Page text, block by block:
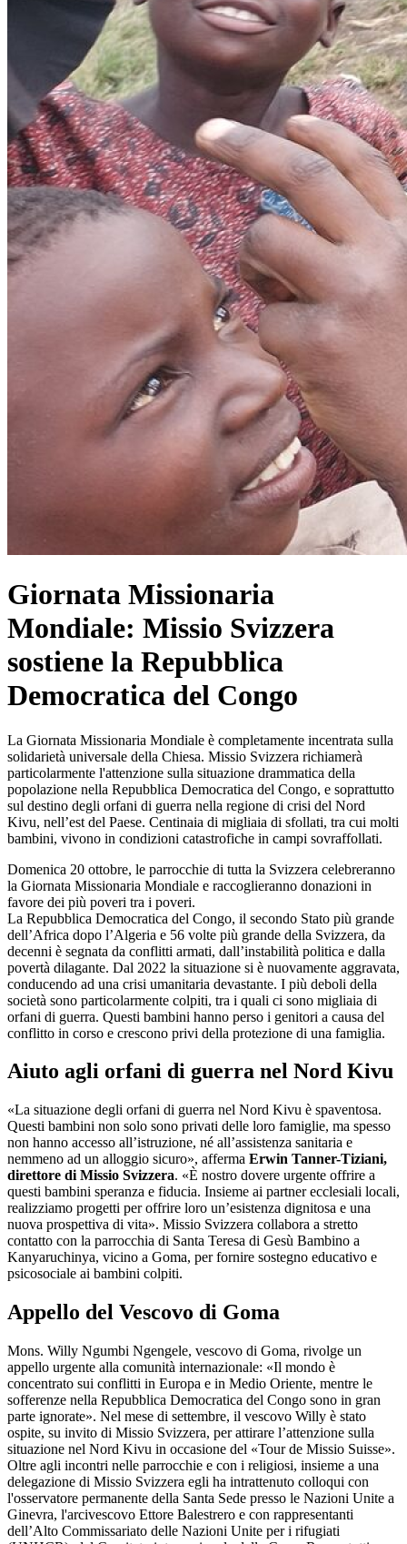
Giornata Missionaria
Mondiale: Missio Svizzera
sostiene la Repubblica
Democratica del Congo
La Giornata Missionaria Mondiale è completamente incentrata sulla
solidarietà universale della Chiesa. Missio Svizzera richiamerà
particolarmente l'attenzione sulla situazione drammatica della
popolazione nella Repubblica Democratica del Congo, e soprattutto
sul destino degli orfani di guerra nella regione di crisi del Nord
Kivu, nell’est del Paese. Centinaia di migliaia di sfollati, tra cui molti
bambini, vivono in condizioni catastrofiche in campi sovraffollati.
Domenica 20 ottobre, le parrocchie di tutta la Svizzera celebreranno
la Giornata Missionaria Mondiale e raccoglieranno donazioni in
favore dei più poveri tra i poveri.
La Repubblica Democratica del Congo, il secondo Stato più grande
dell’Africa dopo l’Algeria e 56 volte più grande della Svizzera, da
decenni è segnata da conflitti armati, dall’instabilità politica e dalla
povertà dilagante. Dal 2022 la situazione si è nuovamente aggravata,
conducendo ad una crisi umanitaria devastante. I più deboli della
società sono particolarmente colpiti, tra i quali ci sono migliaia di
orfani di guerra. Questi bambini hanno perso i genitori a causa del
conflitto in corso e crescono privi della protezione di una famiglia.
Aiuto agli orfani di guerra nel Nord Kivu
«La situazione degli orfani di guerra nel Nord Kivu è spaventosa.
Questi bambini non solo sono privati delle loro famiglie, ma spesso
non hanno accesso all’istruzione, né all’assistenza sanitaria e
nemmeno ad un alloggio sicuro», afferma Erwin Tanner-Tiziani,
direttore di Missio Svizzera. «È nostro dovere urgente offrire a
questi bambini speranza e fiducia. Insieme ai partner ecclesiali locali,
realizziamo progetti per offrire loro un’esistenza dignitosa e una
nuova prospettiva di vita». Missio Svizzera collabora a stretto
contatto con la parrocchia di Santa Teresa di Gesù Bambino a
Kanyaruchinya, vicino a Goma, per fornire sostegno educativo e
psicosociale ai bambini colpiti.
Appello del Vescovo di Goma
Mons. Willy Ngumbi Ngengele, vescovo di Goma, rivolge un
appello urgente alla comunità internazionale: «Il mondo è
concentrato sui conflitti in Europa e in Medio Oriente, mentre le
sofferenze nella Repubblica Democratica del Congo sono in gran
parte ignorate». Nel mese di settembre, il vescovo Willy è stato
ospite, su invito di Missio Svizzera, per attirare l’attenzione sulla
situazione nel Nord Kivu in occasione del «Tour de Missio Suisse».
Oltre agli incontri nelle parrocchie e con i religiosi, insieme a una
delegazione di Missio Svizzera egli ha intrattenuto colloqui con
l'osservatore permanente della Santa Sede presso le Nazioni Unite a
Ginevra, l'arcivescovo Ettore Balestrero e con rappresentanti
dell’Alto Commissariato delle Nazioni Unite per i rifugiati